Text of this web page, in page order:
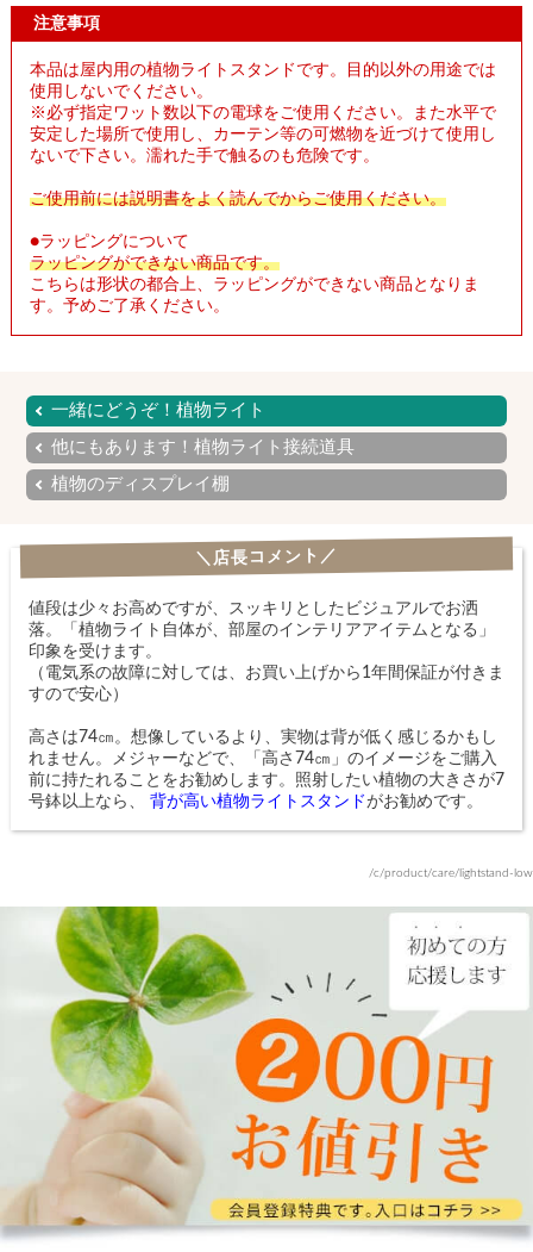
注意事項
本品は屋内用の植物ライトスタンドです。目的以外の用途では
使用しないでください。
※必ず指定ワット数以下の電球をご使用ください。また水平で
安定した場所で使用し、カーテン等の可燃物を近づけて使用し
ないで下さい。濡れた手で触るのも危険です。
ご使用前には説明書をよく読んでからご使用ください。
●ラッピングについて
ラッピングができない商品です。
こちらは形状の都合上、ラッピングができない商品となりま
す。予めご了承ください。
一緒にどうぞ！植物ライト
他にもあります！植物ライト接続道具
植物のディスプレイ棚
＼店長コメント／
値段は少々お高めですが、スッキリとしたビジュアルでお洒
落。「植物ライト自体が、部屋のインテリアアイテムとなる」
印象を受けます。
（電気系の故障に対しては、お買い上げから1年間保証が付きま
すので安心）
高さは74㎝。想像しているより、実物は背が低く感じるかもし
れません。メジャーなどで、「高さ74㎝」のイメージをご購入
前に持たれることをお勧めします。照射したい植物の大きさが7
号鉢以上なら、 背が高い植物ライトスタンドがお勧めです。
/c/product/care/lightstand-low